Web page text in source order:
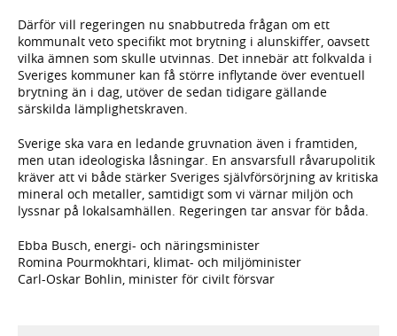
Därför vill regeringen nu snabbutreda frågan om ett
kommunalt veto specifikt mot brytning i alunskiffer, oavsett
vilka ämnen som skulle utvinnas. Det innebär att folkvalda i
Sveriges kommuner kan få större inflytande över eventuell
brytning än i dag, utöver de sedan tidigare gällande
särskilda lämplighetskraven.
Sverige ska vara en ledande gruvnation även i framtiden,
men utan ideologiska låsningar. En ansvarsfull råvarupolitik
kräver att vi både stärker Sveriges självförsörjning av kritiska
mineral och metaller, samtidigt som vi värnar miljön och
lyssnar på lokalsamhällen. Regeringen tar ansvar för båda.
Ebba Busch, energi- och näringsminister
Romina Pourmokhtari, klimat- och miljöminister
Carl-Oskar Bohlin, minister för civilt försvar